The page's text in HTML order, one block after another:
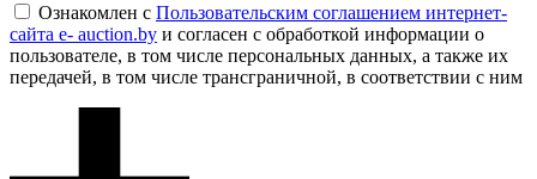
Ознакомлен с Пользовательским соглашением интернет-
сайта e- auction.by и согласен с обработкой информации о
пользователе, в том числе персональных данных, а также их
передачей, в том числе трансграничной, в соответствии с ним